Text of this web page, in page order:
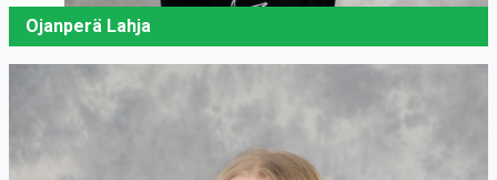
Ojanperä Lahja